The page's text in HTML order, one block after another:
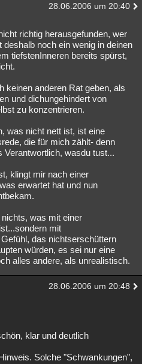
28.06.2006 um 20:40
richtig herausgefunden, wer
noch ein wenig in deinen
tiefstenInneren bereits spürst,
keinen anderen Rat geben, als
und dichungehindert von
zu konzentrieren.
was nicht nett ist, ist eine
die für mich zählt- denn
wasdu tust...
klingt mir nach einer
erwartet hat und nun
was mit einer
mit
das nichtserschüttern
würden, es sei nur eine
alles andere, als unrealistisch.
28.06.2006 um 20:48
klar und deutlich
Solche "Schwankungen",